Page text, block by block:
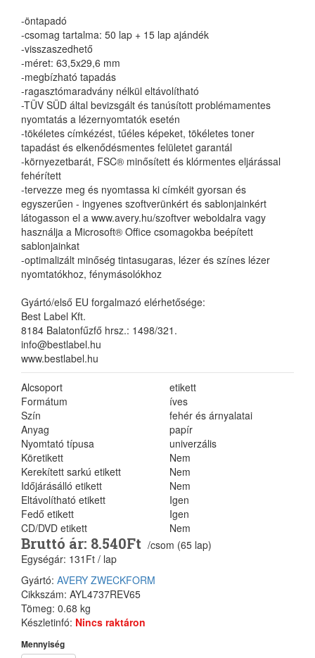
-öntapadó
-csomag tartalma: 50 lap + 15 lap ajándék
-visszaszedhető
-méret: 63,5x29,6 mm
-megbízható tapadás
-ragasztómaradvány nélkül eltávolítható
-TÜV SÜD által bevizsgált és tanúsított problémamentes
nyomtatás a lézernyomtatók esetén
-tökéletes címkézést, tűéles képeket, tökéletes toner
tapadást és elkenődésmentes felületet garantál
-környezetbarát, FSC® minősített és klórmentes eljárással
fehérített
-tervezze meg és nyomtassa ki címkéit gyorsan és
egyszerűen - ingyenes szoftverünkért és sablonjainkért
látogasson el a www.avery.hu/szoftver weboldalra vagy
használja a Microsoft® Office csomagokba beépített
sablonjainkat
-optimalizált minőség tintasugaras, lézer és színes lézer
nyomtatókhoz, fénymásolókhoz
Gyártó/első EU forgalmazó elérhetősége:
Best Label Kft.
8184 Balatonfűzfő hrsz.: 1498/321.
info@bestlabel.hu
www.bestlabel.hu
Alcsoport
etikett
Formátum
íves
Szín
fehér és árnyalatai
Anyag
papír
Nyomtató típusa
univerzális
Köretikett
Nem
Kerekített sarkú etikett
Nem
Időjárásálló etikett
Nem
Eltávolítható etikett
Igen
Fedő etikett
Igen
CD/DVD etikett
Nem
Bruttó ár: 8.540Ft /csom (65 lap)
Egységár: 131Ft / lap
Gyártó: AVERY ZWECKFORM
Cikkszám: AYL4737REV65
Tömeg: 0.68 kg
Készletinfó: Nincs raktáron
Mennyiség